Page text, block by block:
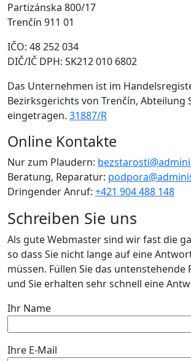
Partizánska 800/17
Trenčín 911 01
IČO: 48 252 034
DIČ/IČ DPH: SK212 010 6802
Das Unternehmen ist im
Bezirksgerichts von Trenčín, Abteilung
eingetragen. 31887/R
Online Kontakte
Nur zum Plaudern:
Beratung, Reparatur:
Dringender Anruf: +421 904 488 148
Schreiben Sie uns
Als gute Webmaster sind wir fast die
so dass Sie nicht lange auf eine
müssen. Füllen Sie das untenstehende
und Sie erhalten sehr schnell eine
Ihr Name
Ihre E-Mail